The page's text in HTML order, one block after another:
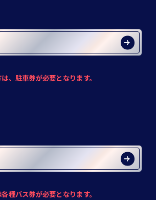
、駐車券が必要となります。
種バス券が必要となります。